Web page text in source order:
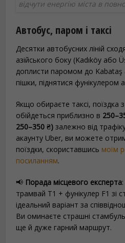
відчути енергію міста в
Автобус, паром і таксі
Десятки автобусних ліній
азійського боку (Kadıköy або
доплисти паромом до Kabataş
пішки, піднятися фунікулером
Якщо обираєте таксі, поїздка
обійдеться приблизно в
250–350 ₴) залежно від
акаунту Uber, ви можете
поїздки, скориставшись моїм
посиланням.
📢 Порада місцевого експерта
трамвай T1 + фунікулер F1 зі
ідеальний варіант за
Ви оминаєте страшні
ще й дуже гарний маршрут.